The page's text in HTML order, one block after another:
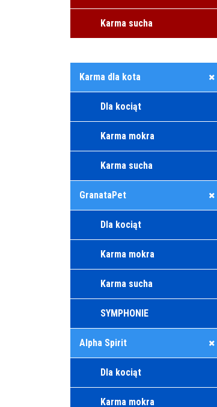
Karma sucha
Karma dla kota
Dla kociąt
Karma mokra
Karma sucha
GranataPet
Dla kociąt
Karma mokra
Karma sucha
SYMPHONIE
Alpha Spirit
Dla kociąt
Karma mokra